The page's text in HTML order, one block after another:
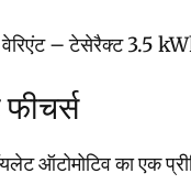
– टेसेरैक्ट 3.5 kWh
का एक